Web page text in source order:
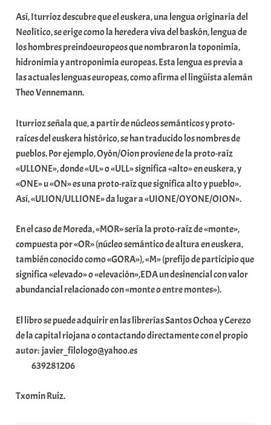
Así, Iturrioz descubre que el euskera, una lengua originaria del
Neolítico, se erige como la heredera viva del baskón, lengua de
los hombres preindoeuropeos que nombraron la toponimia,
hidronimia y antroponimia europeas. Esta lengua es previa a
las actuales lenguas europeas, como afirma el lingüista alemán
Theo Vennemann.
Iturrioz señala que, a partir de núcleos semánticos y proto-
raíces del euskera histórico, se han traducido los nombres de
pueblos. Por ejemplo, Oyón/Oion proviene de la proto-raíz
«ULLONE», donde «UL» o «ULL» significa «alto» en euskera, y
«ONE» u «ON» es una proto-raíz que significa alto y pueblo».
Así, «ULION/ULLIONE» da lugar a «UIONE/OYONE/OION».
En el caso de Moreda, «MOR» sería la proto-raíz de «monte»,
compuesta por «OR» (núcleo semántico de altura en euskera,
también conocido como «GORA»), «M» (prefijo de participio que
significa «elevado» o «elevación»,EDA un desinencial con valor
abundancial relacionado con «monte o entre montes»).
El libro se puede adquirir en las librerías Santos Ochoa y Cerezo
de la capital riojana o contactando directamente con el propio
autor: javier_filologo@yahoo.es
639281206
Txomin Ruiz.